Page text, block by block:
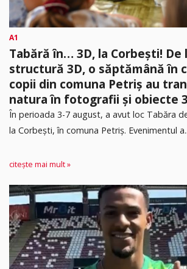
A1
Tabără în… 3D, la Corbești!
structură 3D, o săptămână în
copii din comuna Petriș au
natura în fotografii și obiecte
În perioada 3-7 august, a avut loc Tabăra
la Corbești, în comuna Petriș. Evenimentul
citește mai mult »